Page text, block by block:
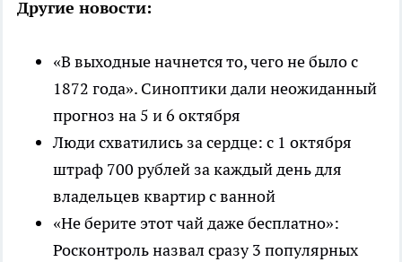
Другие новости:
«В выходные начнется то, чего не было с
1872 года». Синоптики дали неожиданный
прогноз на 5 и 6 октября
Люди схватились за сердце: с 1 октября
штраф 700 рублей за каждый день для
владельцев квартир с ванной
«Не берите этот чай даже бесплатно»:
Росконтроль назвал сразу 3 популярных